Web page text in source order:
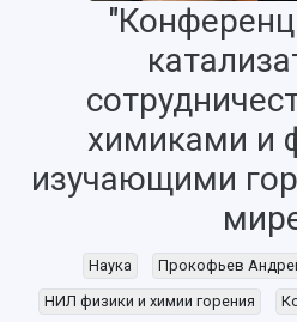
НАЗАД
химиками и
изучающими
Наука Прокофьев
НИЛ физики и химии горения